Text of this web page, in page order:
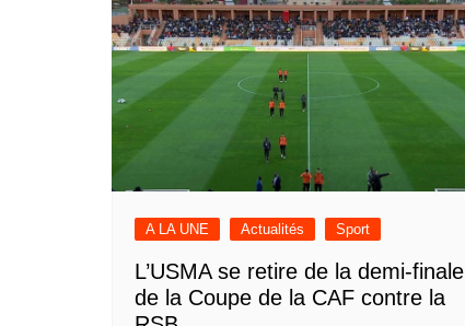
A LA UNE Actualités Sport
L’USMA se retire de la demi-finale
de la Coupe de la CAF contre la